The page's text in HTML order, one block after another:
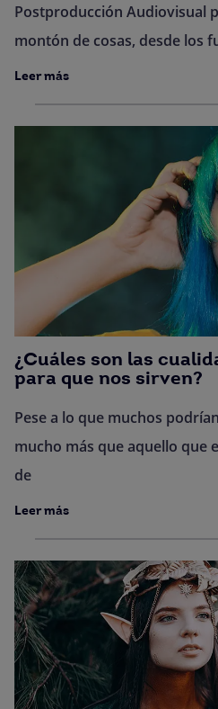
Postproducción Audiovisual
montón de cosas, desde los
Leer más
¿Cuáles son las
para que nos sirven?
Pese a lo que muchos
mucho más que aquello que
de
Leer más